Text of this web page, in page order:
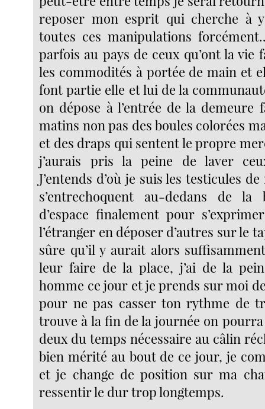
reposer mon esprit qui cherche à
toutes ces manipulations
parfois au pays de ceux qu’ont la vie
les commodités à portée de main et
font partie elle et lui de la
on dépose à l’entrée de la demeure
matins non pas des boules colorées
et des draps qui sentent le propre
j’aurais pris la peine de laver
J’entends d’où je suis les testicules
s’entrechoquent au-dedans de
d’espace finalement pour
l’étranger en déposer d’autres sur le
sûre qu’il y aurait alors
leur faire de la place, j’ai de la
homme ce jour et je prends sur moi
pour ne pas casser ton rythme de
trouve à la fin de la journée on
deux du temps nécessaire au câlin
bien mérité au bout de ce jour, je
et je change de position sur ma
ressentir le dur trop longtemps.